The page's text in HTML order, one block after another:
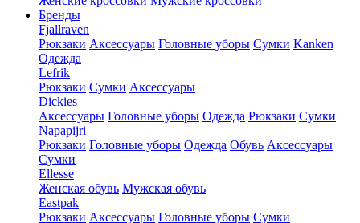
Бренды
Fjallraven
Рюкзаки Аксессуары Головные уборы Сумки Kanken
Одежда
Lefrik
Рюкзаки Сумки Аксессуары
Dickies
Аксессуары Головные уборы Одежда Рюкзаки Сумки
Napapijri
Рюкзаки Головные уборы Одежда Обувь Аксессуары
Сумки
Ellesse
Женская обувь Мужская обувь
Eastpak
Рюкзаки Аксессуары Головные уборы Сумки